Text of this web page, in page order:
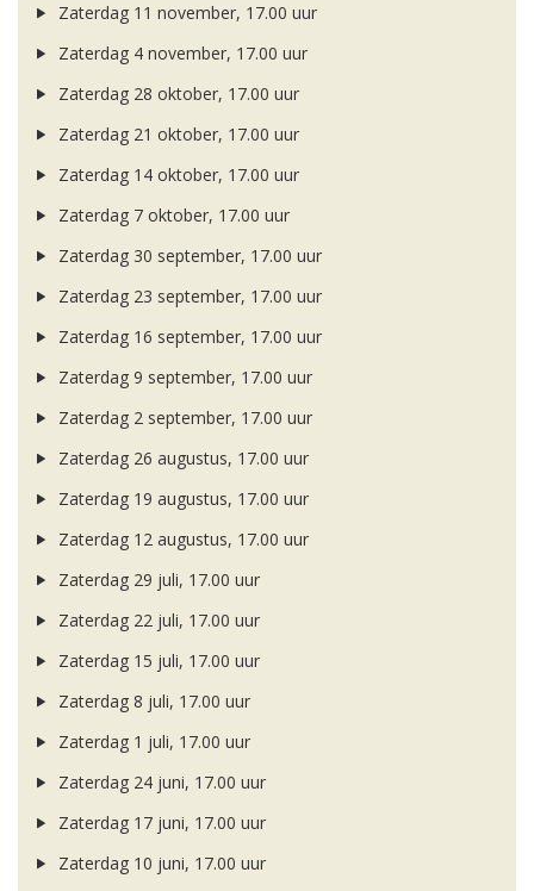
Zaterdag 11 november, 17.00 uur
Zaterdag 4 november, 17.00 uur
Zaterdag 28 oktober, 17.00 uur
Zaterdag 21 oktober, 17.00 uur
Zaterdag 14 oktober, 17.00 uur
Zaterdag 7 oktober, 17.00 uur
Zaterdag 30 september, 17.00 uur
Zaterdag 23 september, 17.00 uur
Zaterdag 16 september, 17.00 uur
Zaterdag 9 september, 17.00 uur
Zaterdag 2 september, 17.00 uur
Zaterdag 26 augustus, 17.00 uur
Zaterdag 19 augustus, 17.00 uur
Zaterdag 12 augustus, 17.00 uur
Zaterdag 29 juli, 17.00 uur
Zaterdag 22 juli, 17.00 uur
Zaterdag 15 juli, 17.00 uur
Zaterdag 8 juli, 17.00 uur
Zaterdag 1 juli, 17.00 uur
Zaterdag 24 juni, 17.00 uur
Zaterdag 17 juni, 17.00 uur
Zaterdag 10 juni, 17.00 uur